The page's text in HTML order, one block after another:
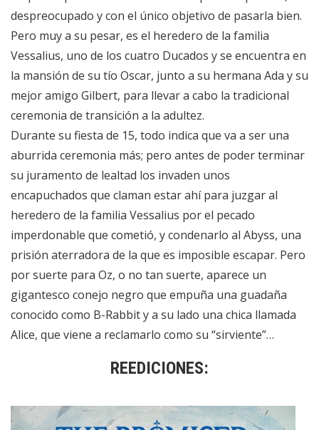
despreocupado y con el único objetivo de pasarla bien.
Pero muy a su pesar, es el heredero de la familia
Vessalius, uno de los cuatro Ducados y se encuentra en
la mansión de su tío Oscar, junto a su hermana Ada y su
mejor amigo Gilbert, para llevar a cabo la tradicional
ceremonia de transición a la adultez.
Durante su fiesta de 15, todo indica que va a ser una
aburrida ceremonia más; pero antes de poder terminar
su juramento de lealtad los invaden unos
encapuchados que claman estar ahí para juzgar al
heredero de la familia Vessalius por el pecado
imperdonable que cometió, y condenarlo al Abyss, una
prisión aterradora de la que es imposible escapar. Pero
por suerte para Oz, o no tan suerte, aparece un
gigantesco conejo negro que empuña una guadaña
conocido como B-Rabbit y a su lado una chica llamada
Alice, que viene a reclamarlo como su “sirviente”…
REEDICIONES: